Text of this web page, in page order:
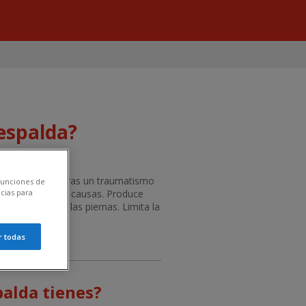
Aparece tras un traumatismo
peso y otras causas. Produce
las nalgas o las piernas. Limita la
tienes?
de
para
todas